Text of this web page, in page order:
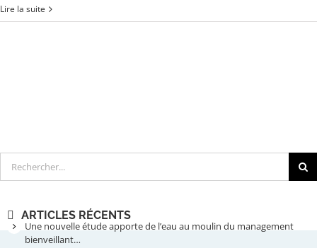
Lire la suite
Rechercher
ARTICLES RÉCENTS
Une nouvelle étude apporte de l’eau au moulin du management
bienveillant…